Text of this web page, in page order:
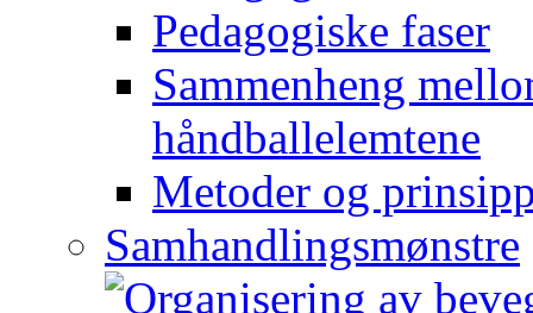
Pedagogiske faser
Sammenheng
håndballelemtene
Metoder og
Samhandlingsmønstre